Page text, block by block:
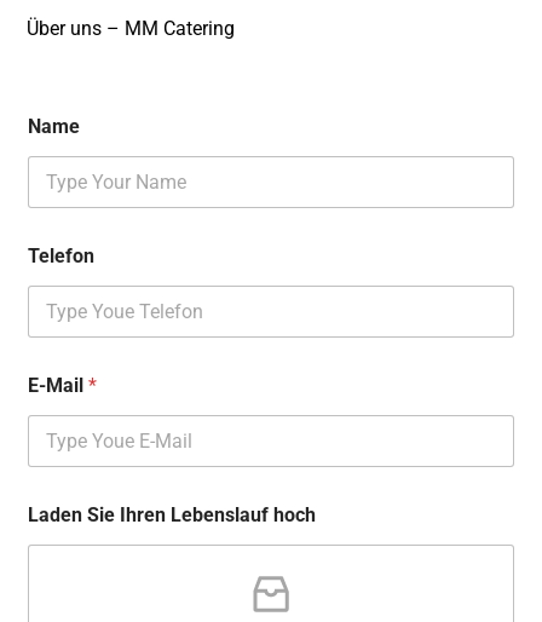
Über uns – MM Catering
Name
Telefon
E-Mail*
Laden Sie Ihren Lebenslauf hoch